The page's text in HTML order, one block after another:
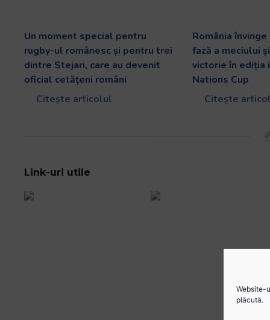
Website-
plăcută.
Un moment special pentru
rugby-ul românesc și pentru trei
dintre Stejari, care au devenit
oficial cetățeni români
Citește articolul
România
fază a meciului
victorie în ediția
Nations Cup
Citește
Link-uri utile